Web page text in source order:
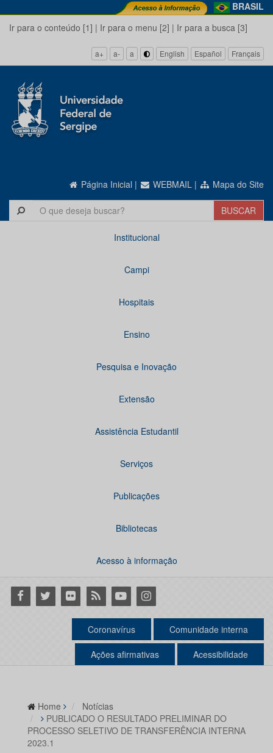
BRASIL
Ir para o conteúdo [1] | Ir para o menu [2] | Ir para a busca [3]
a+ a- a English Español Français
Página Inicial | WEBMAIL | Mapa do Site
Institucional
Campi
Hospitais
Ensino
Pesquisa e Inovação
Extensão
Assistência Estudantil
Serviços
Publicações
Bibliotecas
Acesso à informação
Facebook
Twitter Flickr RSS YoutubeInstagram
Coronavírus Comunidade interna
Ações afirmativas Acessibilidade
Home
Notícias
PUBLICADO O RESULTADO PRELIMINAR DO
PROCESSO SELETIVO DE TRANSFERÊNCIA INTERNA
2023.1